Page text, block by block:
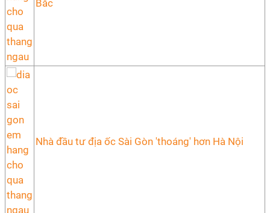
Bắc
Nhà đầu tư địa ốc Sài Gòn 'thoáng' hơn Hà Nội